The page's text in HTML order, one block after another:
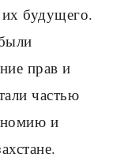
будущего.
прав и
частью
и